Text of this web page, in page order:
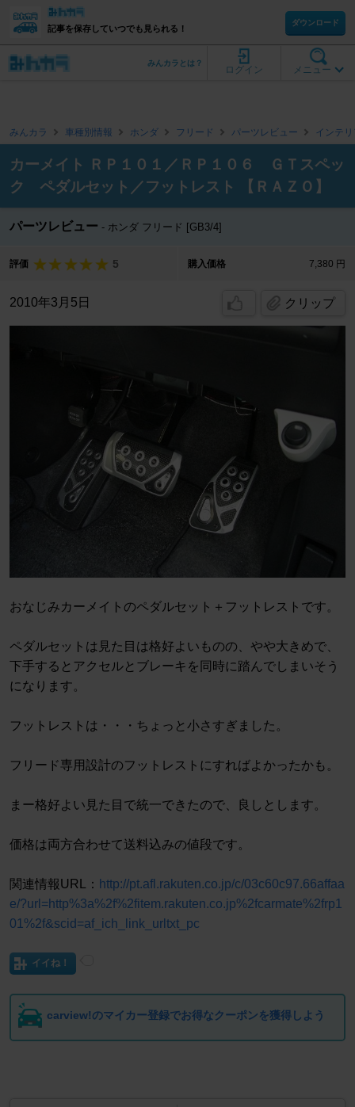
記事を保存していつでも見られる！
ダウンロード
メニュー
ログイン
みんカラとは？
みんカラ 車種別情報 ホンダ フリード パーツレビュー インテ
カーメイト ＲＰ１０１／ＲＰ１０６ ＧＴスペッ
ク ペダルセット／フットレスト 【ＲＡＺＯ】
パーツレビュー ホンダ フリード [GB3/4]
評価 5 購入価格 7,380 円
2010年3月5日 クリップ
おなじみカーメイトのペダルセット＋フットレストです。
ペダルセットは見た目は格好よいものの、やや大きめで、
下手するとアクセルとブレーキを同時に踏んでしまいそう
になります。
フットレストは・・・ちょっと小さすぎました。
フリード専用設計のフットレストにすればよかったかも。
まー格好よい見た目で統一できたので、良しとします。
価格は両方合わせて送料込みの値段です。
関連情報URL： http://pt.afl.rakuten.co.jp/c/03c60c97.66affaa
e/?url=http%3a%2f%2fitem.rakuten.co.jp%2fcarmate%2frp1
01%2f&scid=af_ich_link_urltxt_pc
イイね！
carview!のマイカー登録でお得なクーポンを獲得しよう